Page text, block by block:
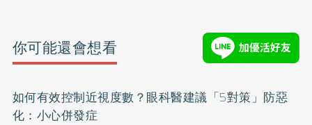
你可能還會想看
如何有效控制近視度數？眼科醫建議「5對策」防惡
化：小心併發症